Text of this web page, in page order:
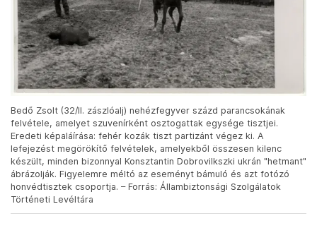
Bedő Zsolt (32/II. zászlóalj) nehézfegyver százd parancsokának
felvétele, amelyet szuvenírként osztogattak egysége tisztjei.
Eredeti képaláírása: fehér kozák tiszt partizánt végez ki. A
lefejezést megörökítő felvételek, amelyekből összesen kilenc
készült, minden bizonnyal Konsztantin Dobrovilkszki ukrán "hetmant"
ábrázolják. Figyelemre méltó az eseményt bámuló és azt fotózó
honvédtisztek csoportja. – Forrás: Állambiztonsági Szolgálatok
Történeti Levéltára